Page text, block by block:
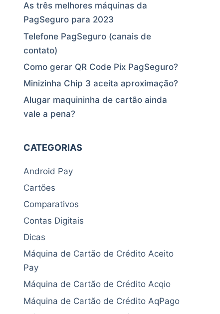
As três melhores máquinas da
PagSeguro para 2023
Telefone PagSeguro (canais de
contato)
Como gerar QR Code Pix PagSeguro?
Minizinha Chip 3 aceita aproximação?
Alugar maquininha de cartão ainda
vale a pena?
CATEGORIAS
Android Pay
Cartões
Comparativos
Contas Digitais
Dicas
Máquina de Cartão de Crédito Aceito
Pay
Máquina de Cartão de Crédito Acqio
Máquina de Cartão de Crédito AqPago